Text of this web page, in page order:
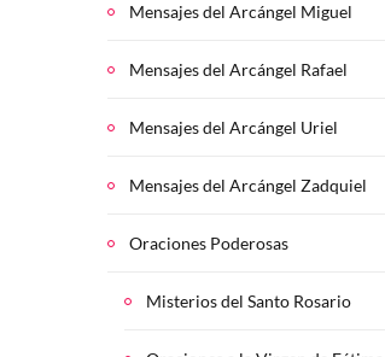
Mensajes del Arcángel Miguel
Mensajes del Arcángel Rafael
Mensajes del Arcángel Uriel
Mensajes del Arcángel Zadquiel
Oraciones Poderosas
Misterios del Santo Rosario